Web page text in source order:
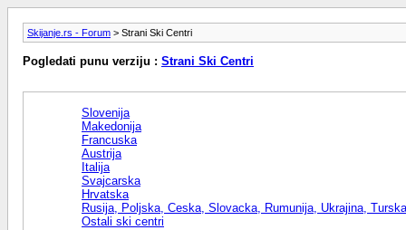
Skijanje.rs - Forum > Strani Ski Centri
Pogledati punu verziju : Strani Ski Centri
Slovenija
Makedonija
Francuska
Austrija
Italija
Svajcarska
Hrvatska
Rusija, Poljska, Ceska, Slovacka, Rumunija, Ukrajina,
Ostali ski centri